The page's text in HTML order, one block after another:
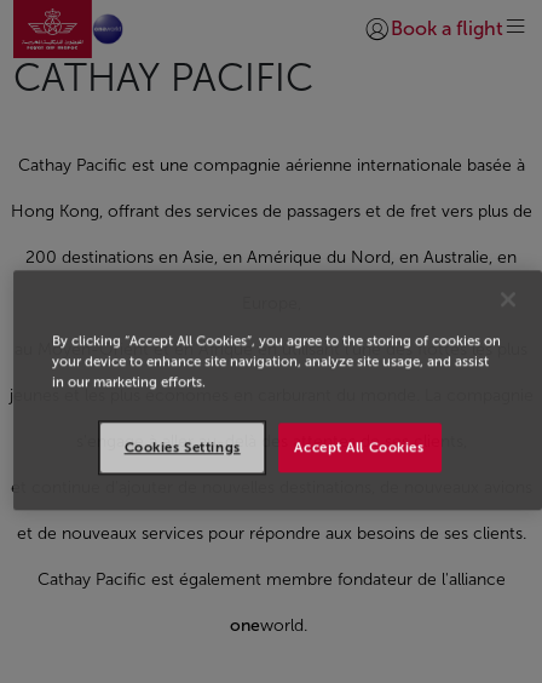
Saut au contenu principal
Aller à la page accueil
Se connecter |
Book a flight
CATHAY PACIFIC
Cathay Pacific est une compagnie aérienne internationale basée à
Hong Kong, offrant des services de passagers et de fret vers plus de
200 destinations en Asie, en Amérique du Nord, en Australie, en
au Moyen-Orient et en Afrique en utilisant l'une des flottes les plus
jeunes et les plus économes en carburant du monde. La compagnie
s'engage à aller au-delà des attentes de ses clients,
et continue d'ajouter de nouvelles destinations, de nouveaux avions
et de nouveaux services pour répondre aux besoins de ses clients.
Cathay Pacific est également membre fondateur de l'alliance
oneworld.
By clicking “Accept All Cookies”, you agree to the storing of cookies on
your device to enhance site navigation, analyze site usage, and assist
in our marketing efforts.
Accept All Cookies
Cookies Settings